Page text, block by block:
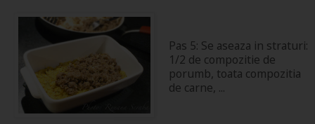
Pas 5: Se aseaza in straturi:
1/2 de compozitie de
porumb, toata compozitia
de carne, ...